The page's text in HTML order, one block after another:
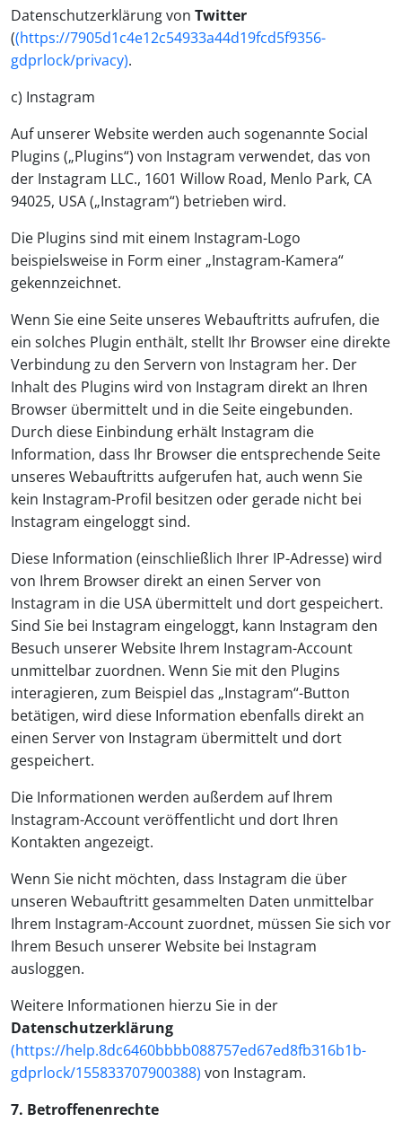
Datenschutzerklärung von Twitter
((https://7905d1c4e12c54933a44d19fcd5f9356-
gdprlock/privacy).
c) Instagram
Auf unserer Website werden auch sogenannte Social
Plugins („Plugins“) von Instagram verwendet, das von
der Instagram LLC., 1601 Willow Road, Menlo Park, CA
94025, USA („Instagram“) betrieben wird.
Die Plugins sind mit einem Instagram-Logo
beispielsweise in Form einer „Instagram-Kamera“
gekennzeichnet.
Wenn Sie eine Seite unseres Webauftritts aufrufen, die
ein solches Plugin enthält, stellt Ihr Browser eine direkte
Verbindung zu den Servern von Instagram her. Der
Inhalt des Plugins wird von Instagram direkt an Ihren
Browser übermittelt und in die Seite eingebunden.
Durch diese Einbindung erhält Instagram die
Information, dass Ihr Browser die entsprechende Seite
unseres Webauftritts aufgerufen hat, auch wenn Sie
kein Instagram-Profil besitzen oder gerade nicht bei
Instagram eingeloggt sind.
Diese Information (einschließlich Ihrer IP-Adresse) wird
von Ihrem Browser direkt an einen Server von
Instagram in die USA übermittelt und dort gespeichert.
Sind Sie bei Instagram eingeloggt, kann Instagram den
Besuch unserer Website Ihrem Instagram-Account
unmittelbar zuordnen. Wenn Sie mit den Plugins
interagieren, zum Beispiel das „Instagram“-Button
betätigen, wird diese Information ebenfalls direkt an
einen Server von Instagram übermittelt und dort
gespeichert.
Die Informationen werden außerdem auf Ihrem
Instagram-Account veröffentlicht und dort Ihren
Kontakten angezeigt.
Wenn Sie nicht möchten, dass Instagram die über
unseren Webauftritt gesammelten Daten unmittelbar
Ihrem Instagram-Account zuordnet, müssen Sie sich vor
Ihrem Besuch unserer Website bei Instagram
ausloggen.
Weitere Informationen hierzu Sie in der
Datenschutzerklärung
(https://help.8dc6460bbbb088757ed67ed8fb316b1b-
gdprlock/155833707900388) von Instagram.
7. Betroffenenrechte